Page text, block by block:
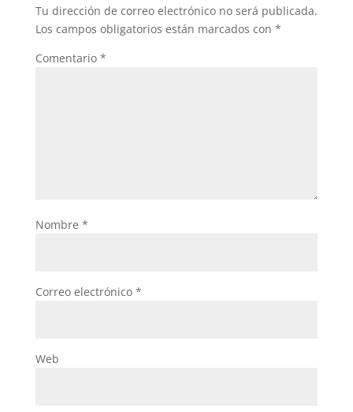
Tu dirección de correo electrónico no será publicada.
Los campos obligatorios están marcados con *
Comentario *
Nombre *
Correo electrónico *
Web